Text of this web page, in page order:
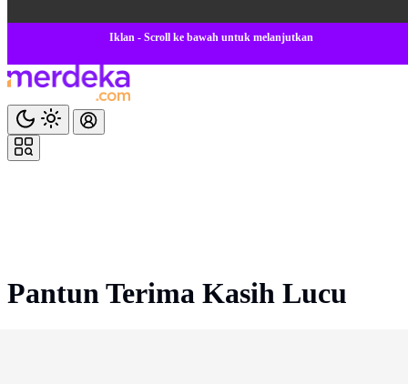
Iklan - Scroll ke bawah untuk melanjutkan
Pantun Terima Kasih Lucu